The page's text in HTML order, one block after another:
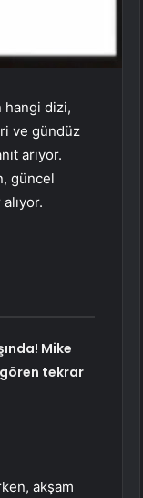
hangi dizi,
ve gündüz
arıyor.
güncel
Mike
gören tekrar
akşam